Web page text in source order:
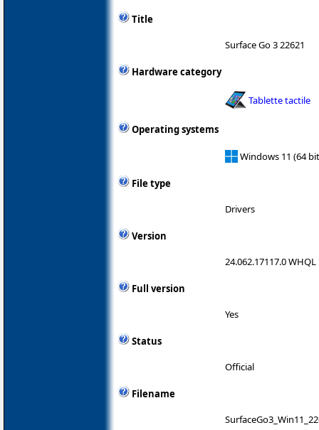
Title
Surface Go 3 22621
Hardware category
Tablette tactile
Operating systems
Windows 11 (64
File type
Drivers
Version
24.062.17117.0 WHQL
Full version
Yes
Status
Official
Filename